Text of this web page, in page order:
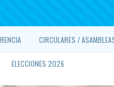
CIRCULARES /
ELECCIONES 2026